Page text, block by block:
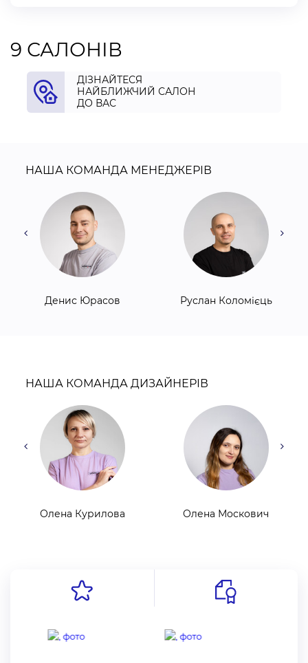
9 САЛОНІВ
ДІЗНАЙТЕСЯ
НАЙБЛИЖЧИЙ САЛОН
ДО ВАС
НАША КОМАНДА МЕНЕДЖЕРІВ
Денис Юрасов Руслан Коломієць
НАША КОМАНДА ДИЗАЙНЕРІВ
Олена Курилова Олена Москович